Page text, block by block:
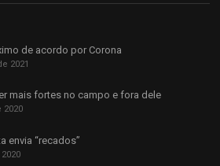
de acordo por Corona
2021
mais fortes no campo e fora dele
2020
envia “recados”